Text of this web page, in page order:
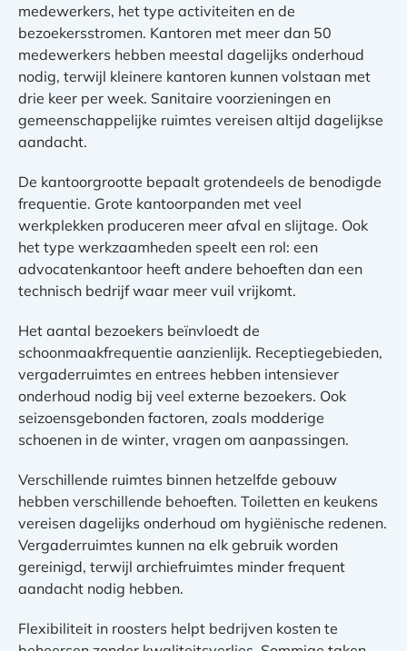
medewerkers, het type activiteiten en de
bezoekersstromen. Kantoren met meer dan 50
medewerkers hebben meestal dagelijks onderhoud
nodig, terwijl kleinere kantoren kunnen volstaan met
drie keer per week. Sanitaire voorzieningen en
gemeenschappelijke ruimtes vereisen altijd dagelijkse
aandacht.
De kantoorgrootte bepaalt grotendeels de benodigde
frequentie. Grote kantoorpanden met veel
werkplekken produceren meer afval en slijtage. Ook
het type werkzaamheden speelt een rol: een
advocatenkantoor heeft andere behoeften dan een
technisch bedrijf waar meer vuil vrijkomt.
Het aantal bezoekers beïnvloedt de
schoonmaakfrequentie aanzienlijk. Receptiegebieden,
vergaderruimtes en entrees hebben intensiever
onderhoud nodig bij veel externe bezoekers. Ook
seizoensgebonden factoren, zoals modderige
schoenen in de winter, vragen om aanpassingen.
Verschillende ruimtes binnen hetzelfde gebouw
hebben verschillende behoeften. Toiletten en keukens
vereisen dagelijks onderhoud om hygiënische redenen.
Vergaderruimtes kunnen na elk gebruik worden
gereinigd, terwijl archiefruimtes minder frequent
aandacht nodig hebben.
Flexibiliteit in roosters helpt bedrijven kosten te